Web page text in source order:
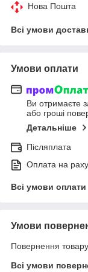
Нова Пошта
Всі умови
Умови оплати
Ви отримаєте
або гроші
Детальніше
Післяплата
Оплата на
Всі умови оплати
Умови
Повернення
Всі умови